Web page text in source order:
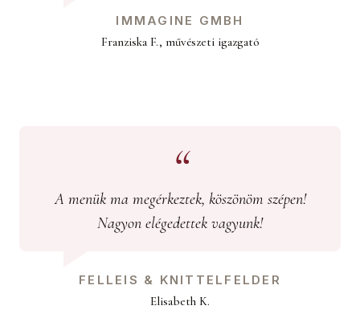
IMMAGINE GMBH
Franziska F., művészeti igazgató
A menük ma megérkeztek, köszönöm szépen!
Nagyon elégedettek vagyunk!
FELLEIS & KNITTELFELDER
Elisabeth K.